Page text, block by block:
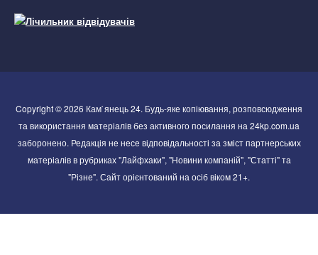
Copyright © 2026 Кам`янець 24. Будь-яке копіювання, розповсюдження
та використання матеріалів без активного посилання на 24kp.com.ua
заборонено. Редакція не несе відповідальності за зміст партнерських
матеріалів в рубриках "Лайфхаки", "Новини компаній", "Статті" та
"Різне". Сайт орієнтований на осіб віком 21+.